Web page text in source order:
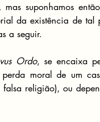
suponhamos
da existência de tal
a seguir.
Ordo, se encaixa
moral de um
religião), ou